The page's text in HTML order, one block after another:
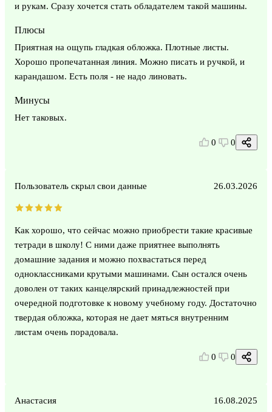
и рукам. Сразу хочется стать обладателем такой машины.
Плюсы
Приятная на ощупь гладкая обложка. Плотные листы.
Хорошо пропечатанная линия. Можно писать и ручкой, и
карандашом. Есть поля - не надо линовать.
Минусы
Нет таковых.
0 0
Пользователь скрыл свои данные 26.03.2026
Как хорошо, что сейчас можно приобрести такие красивые
тетради в школу! С ними даже приятнее выполнять
домашние задания и можно похвастаться перед
одноклассниками крутыми машинами. Сын остался очень
доволен от таких канцелярский принадлежностей при
очередной подготовке к новому учебному году. Достаточно
твердая обложка, которая не дает мяться внутренним
листам очень порадовала.
0 0
Анастасия 16.08.2025